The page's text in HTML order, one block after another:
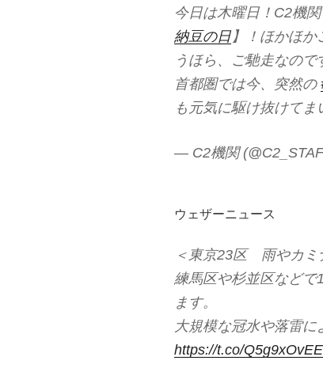
今日は木曜日！C2機
納豆の日】！ほかほか
うほら、ご馳走なので
首都圏では今、突然の
も元気に駆け抜けてま
— C2機関
ウェザーニュース
＜東京23区 雨やカミ
練馬区や杉並区などで
ます。
大規模な冠水や落雷に
https://t.co/